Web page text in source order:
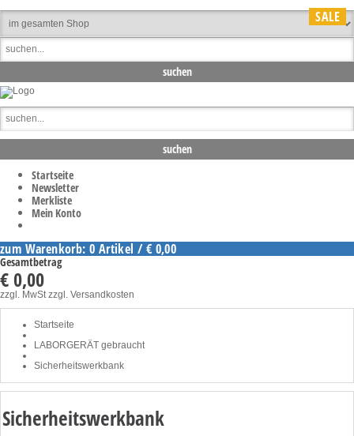
Startseite
Newsletter
Merkliste
Mein Konto
zum Warenkorb: 0 Artikel / € 0,00
Gesamtbetrag
€ 0,00
zzgl. MwStzzgl. Versandkosten
Startseite
LABORGERÄT gebraucht
Sicherheitswerkbank
Sicherheitswerkbank
SALE